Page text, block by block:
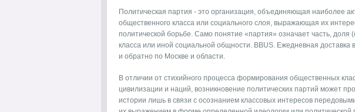
Политическая партия - это организация, объединяющая наиболее
общественного класса или социального слоя, выражающая их
политической борьбе. Само понятие «партия» означает часть, доля
класса или иной социальной общности. BBUS. Ежедневная доставка
и обратно по Москве и области.
В отличии от стихийного процесса формирования общественных
цивилизации и наций, возникновение политических партий может
истории лишь в связи с осознанием классовых интересов